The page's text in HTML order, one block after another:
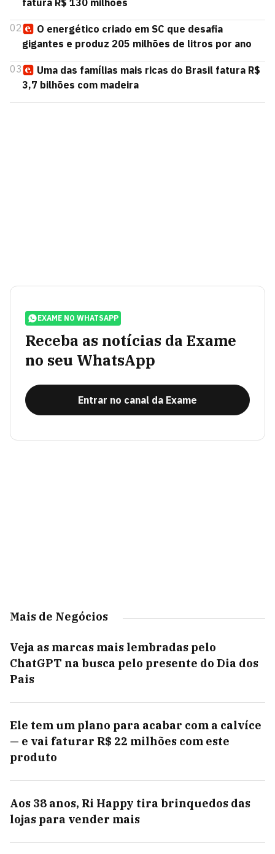
fatura R$ 130 milhões
02
O energético criado em SC que desafia
gigantes e produz 205 milhões de litros por ano
03
Uma das famílias mais ricas do Brasil fatura R$
3,7 bilhões com madeira
EXAME NO WHATSAPP
Receba as notícias da Exame
no seu WhatsApp
Entrar no canal da Exame
Mais de Negócios
Veja as marcas mais lembradas pelo
ChatGPT na busca pelo presente do Dia dos
Pais
Ele tem um plano para acabar com a calvíce
— e vai faturar R$ 22 milhões com este
produto
Aos 38 anos, Ri Happy tira brinquedos das
lojas para vender mais